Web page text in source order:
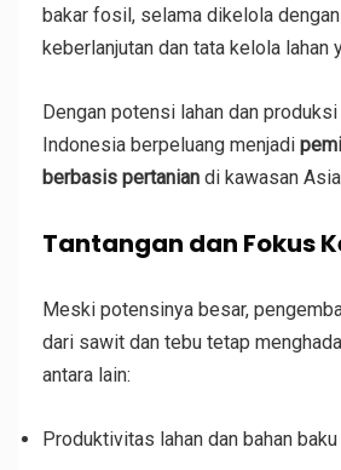
bakar fosil, selama dikelola
keberlanjutan dan tata kelola lahan
Dengan potensi lahan dan
Indonesia berpeluang menjadi
berbasis pertanian di kawasan
Tantangan dan Fokus
Meski potensinya besar,
dari sawit dan tebu tetap
antara lain:
Produktivitas lahan dan bahan baku